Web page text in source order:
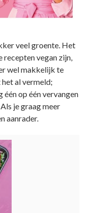
veel groente. Het
recepten vegan zijn,
wel makkelijk te
al vermeld;
op één vervangen
je graag meer
aanrader.